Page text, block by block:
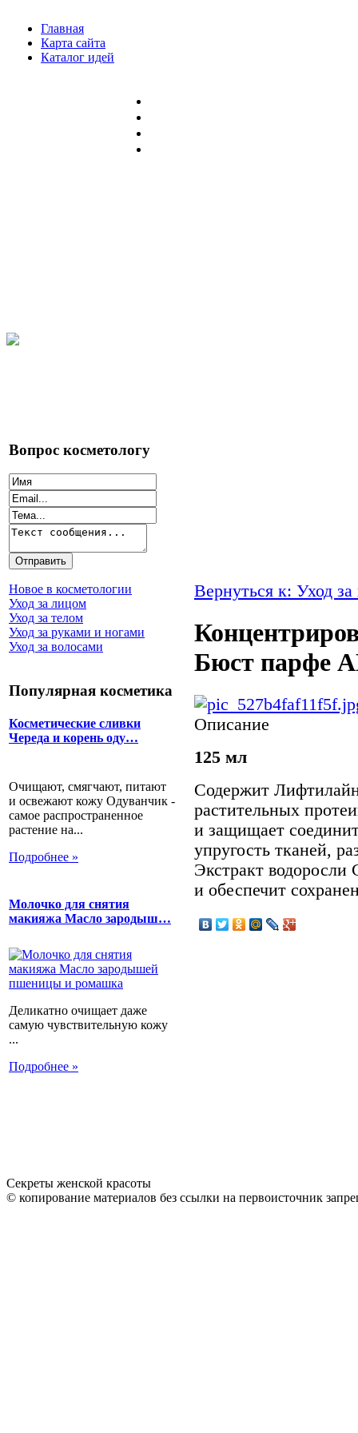
Главная
Карта сайта
Каталог идей
Вопрос косметологу
Новое в косметологии
Уход за лицом
Уход за телом
Уход за руками и ногами
Уход за волосами
Популярная косметика
Косметические сливки
Череда и корень оду…
Очищают, смягчают, питают
и освежают кожу Одуванчик -
самое распространенное
растение на...
Подробнее »
Молочко для снятия
макияжа Масло зародыш…
Деликатно очищает даже
самую чувствительную кожу
...
Подробнее »
Вернуться к: Уход за
Бюст парфе
Описание
125 мл
Содержит
растительных
и защищает
упругость тканей,
Экстракт водоросли
и обеспечит
Секреты женской красоты
© копирование материалов без ссылки на первоисточник